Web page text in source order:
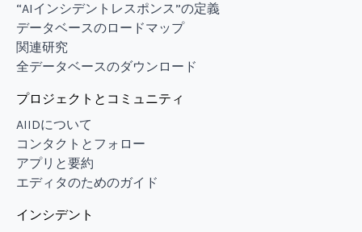
“AIインシデントレスポンス”の定義
データベースのロードマップ
関連研究
全データベースのダウンロード
プロジェクトとコミュニティ
AIIDについて
コンタクトとフォロー
アプリと要約
エディタのためのガイド
インシデント